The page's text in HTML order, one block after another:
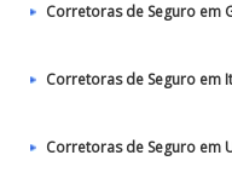
Corretoras de Seguro em
Corretoras de Seguro em
Corretoras de Seguro em